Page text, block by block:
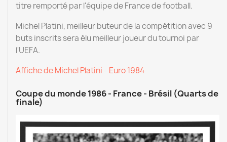
titre remporté par l'équipe de France de football.
Michel Platini, meilleur buteur de la compétition avec 9
buts inscrits sera élu meilleur joueur du tournoi par
l'UEFA.
Affiche de Michel Platini - Euro 1984
Coupe du monde 1986 - France - Brésil (Quarts de
finale)